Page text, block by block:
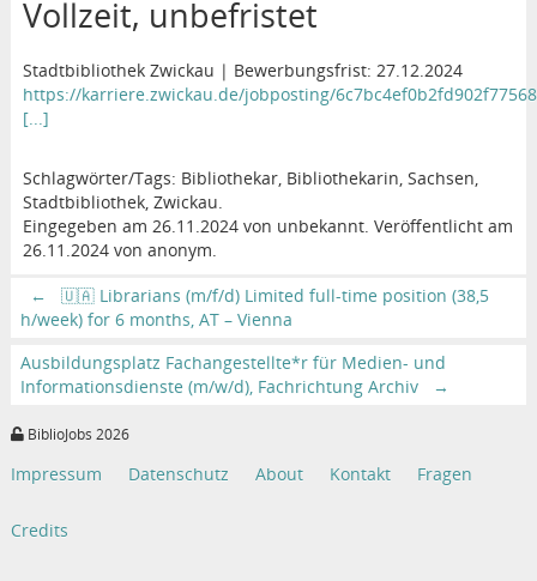
Vollzeit, unbefristet
Stadtbibliothek Zwickau | Bewerbungsfrist: 27.12.2024
https://karriere.zwickau.de/jobposting/
[...]
Schlagwörter/Tags: Bibliothekar, Bibliothekarin, Sachsen,
Stadtbibliothek, Zwickau.
Eingegeben am 26.11.2024 von unbekannt. Veröffentlicht am
26.11.2024 von anonym.
←
🇺🇦 Librarians (m/f/d) Limited full-time position (38,5
h/week) for 6 months, AT – Vienna
Ausbildungsplatz Fachangestellte*r für Medien- und
Informationsdienste (m/w/d), Fachrichtung Archiv
→
BiblioJobs 2026
Impressum Datenschutz About Kontakt Fragen
Credits